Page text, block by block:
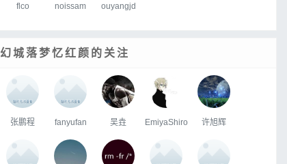
flco noissam ouyangjd
幻城落梦忆红颜的关注
张鹏程 fanyufan 吴垚 EmiyaShiro 许旭辉